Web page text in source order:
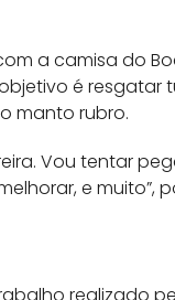
a camisa do
é
manto rubro.
Vou tentar
e muito”,
realizado